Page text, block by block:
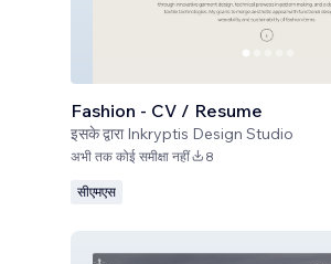
Fashion - CV / Resume
इसके द्वारा Inkryptis Design Studio
अभी तक कोई समीक्षा नहीं 8
सीएमएस